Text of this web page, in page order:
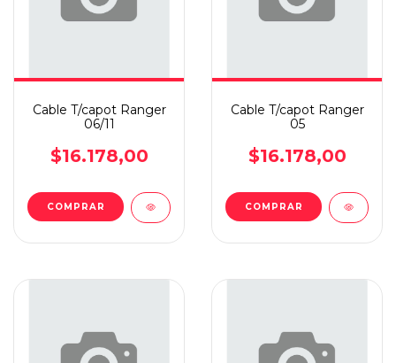
Cable T/capot Ranger
06/11
$16.178,00
COMPRAR
Cable T/capot Ranger
05
$16.178,00
COMPRAR